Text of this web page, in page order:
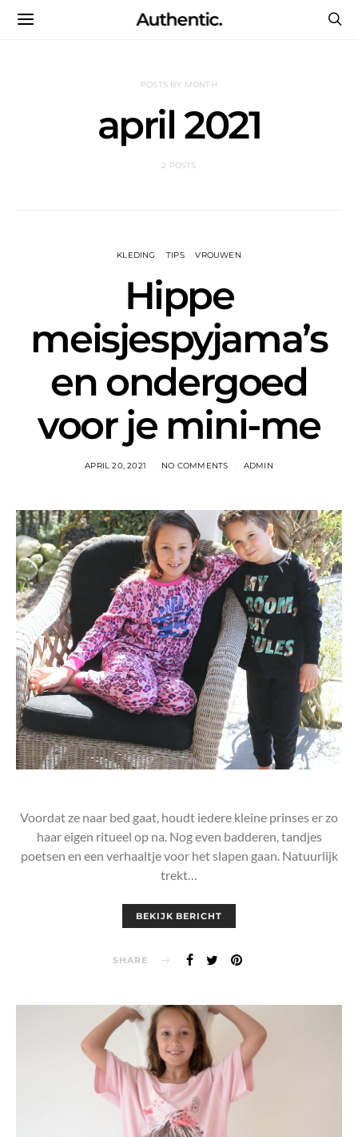
Authentic.
POSTS BY MONTH
april 2021
2 POSTS
KLEDING TIPS VROUWEN
Hippe
meisjespyjama’s
en ondergoed
voor je mini-me
APRIL 20, 2021 NO COMMENTS ADMIN
Voordat ze naar bed gaat, houdt iedere kleine prinses er zo
haar eigen ritueel op na. Nog even badderen, tandjes
poetsen en een verhaaltje voor het slapen gaan. Natuurlijk
trekt…
BEKIJK BERICHT
SHARE